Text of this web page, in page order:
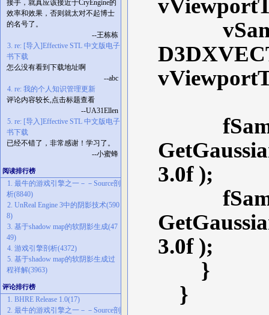
接手，就真应该接近于CryEngine的
效率和效果，否则就太对不起博士
的名号了。
--王栋栋
3. re: [导入]Effective STL 中文版电子
书下载
怎么没有看到下载地址啊
--abc
4. re: 我的个人知识管理更新
评论内容较长,点击标题查看
--UA31Ellen
5. re: [导入]Effective STL 中文版电子
书下载
已经不错了，非常感谢！学习了。
--小蜜蜂
阅读排行榜
1. 最牛的游戏引擎之一－－Source剖
析(8840)
2. UnReal Engine 3中的阴影技术(590
8)
3. 基于shadow map的软阴影生成(47
49)
4. 游戏引擎剖析(4372)
5. 基于shadow map的软阴影生成过
程祥解(3963)
评论排行榜
1. BHRE Release 1.0(17)
2. 最牛的游戏引擎之一－－Source剖
3.0f );
3.0f );
}
}